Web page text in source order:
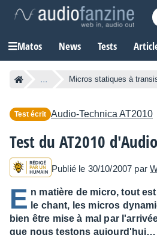
Matos News Tests
... Micros statiques à
Test écrit Audio-Technica AT2010
Test du AT2010
Publié le 30/10/2007 par
E n matière de micro, tout
le chant, les micros
bien être mise à mal par
que nous testons aujourd'hui…